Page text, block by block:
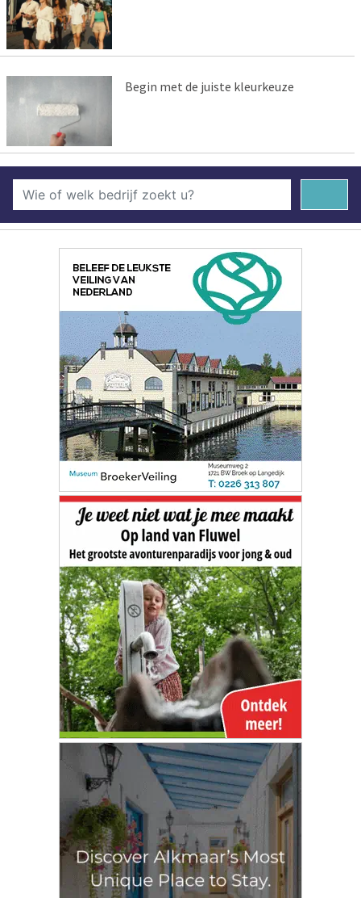
Begin met de juiste kleurkeuze